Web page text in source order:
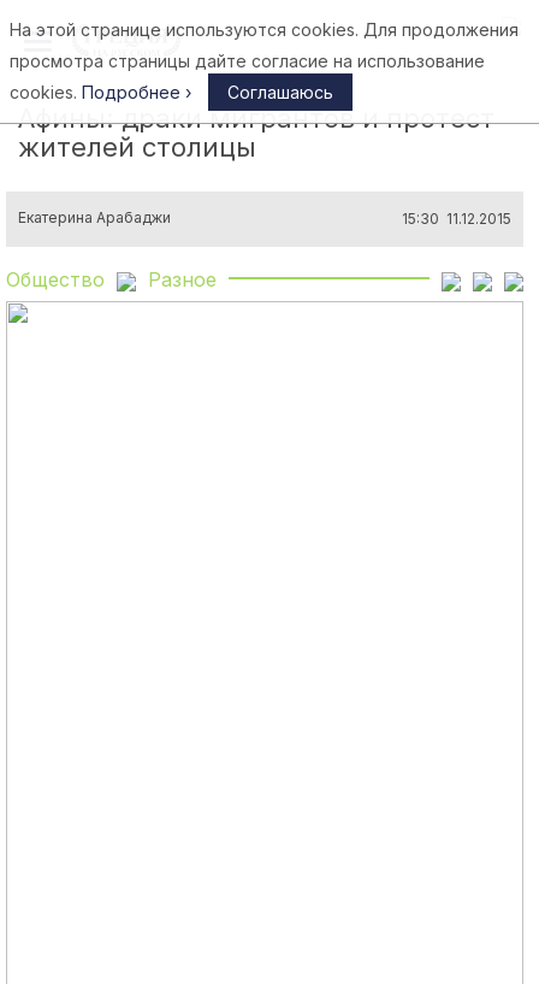
Афины
Афины: драки мигрантов и протест
жителей столицы
Екатерина Арабаджи 15:30 11.12.2015
Общество Разное
На этой странице используются cookies. Для продолжения
просмотра страницы дайте согласие на использование
cookies. Подробнее › Соглашаюсь